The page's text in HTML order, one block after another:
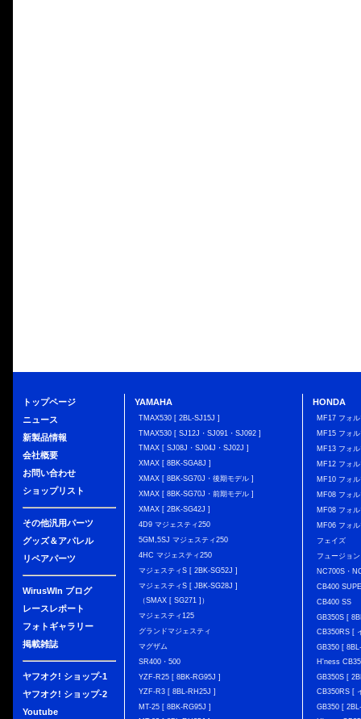
トップページ
ニュース
新製品情報
会社概要
お問い合わせ
ショップリスト
その他汎用パーツ
グッズ＆アパレル
リペアパーツ
WirusWIn ブログ
レースレポート
フォトギャラリー
掲載雑誌
ヤフオク! ショップ-1
ヤフオク! ショップ-2
Youtube
YAMAHA
TMAX530 [ 2BL-SJ15J ]
TMAX530 [ SJ12J・SJ091・SJ092 ]
TMAX [ SJ08J・SJ04J・SJ02J ]
XMAX [ 8BK-SGA8J ]
XMAX [ 8BK-SG70J・後期モデル ]
XMAX [ 8BK-SG70J・前期モデル ]
XMAX [ 2BK-SG42J ]
4D9 マジェスティ250
5GM,5SJ マジェスティ250
4HC マジェスティ250
マジェスティS [ 2BK-SG52J ]
マジェスティS [ JBK-SG28J ]
（SMAX [ SG271 ]）
マジェスティ125
グランドマジェスティ
マグザム
SR400・500
YZF-R25 [ 8BK-RG95J ]
YZF-R3 [ 8BL-RH25J ]
MT-25 [ 8BK-RG95J ]
HONDA
MF17 フォ
MF15 フォ
MF13 フォ
MF12 フォ
MF10 フォ
MF08 フォ
MF08 フォ
MF06 フォ
フェイズ
フュージョン
NC700S・
CB400
CB400 SS
GB350S [
CB350RS [
GB350 [
H'ness
GB350S [
CB350RS [
GB350 [